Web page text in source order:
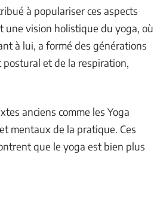
à populariser ces aspects
une vision holistique du yoga, où
à lui, a formé des générations
postural et de la respiration,
anciens comme les Yoga
mentaux de la pratique. Ces
que le yoga est bien plus